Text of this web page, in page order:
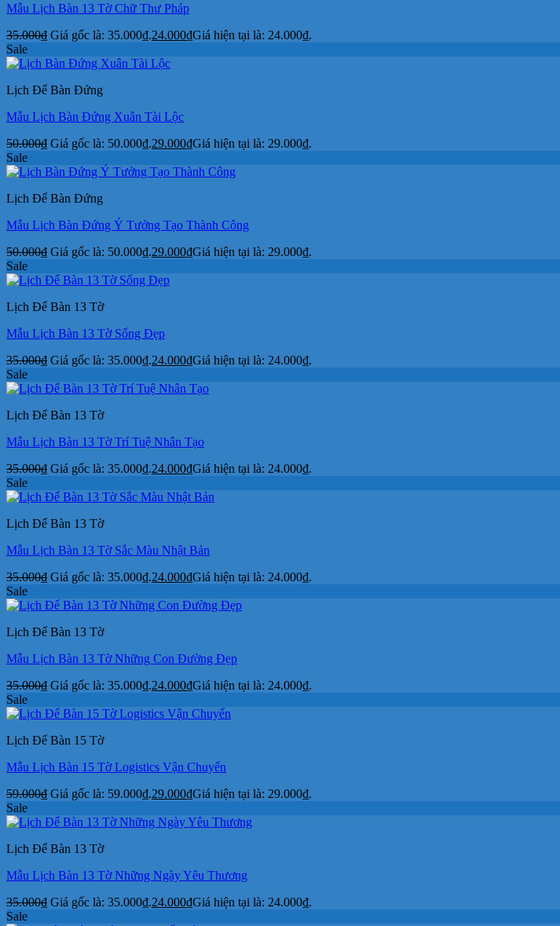
Mẫu Lịch Bàn 13 Tờ Chữ Thư Pháp
35.000₫ Giá gốc là: 35.000₫.24.000₫Giá hiện tại là: 24.000₫.
Sale
Lịch Để Bàn Đứng
Mẫu Lịch Bàn Đứng Xuân Tài Lộc
50.000₫ Giá gốc là: 50.000₫.29.000₫Giá hiện tại là: 29.000₫.
Sale
Lịch Để Bàn Đứng
Mẫu Lịch Bàn Đứng Ý Tưởng Tạo Thành Công
50.000₫ Giá gốc là: 50.000₫.29.000₫Giá hiện tại là: 29.000₫.
Sale
Lịch Để Bàn 13 Tờ
Mẫu Lịch Bàn 13 Tờ Sống Đẹp
35.000₫ Giá gốc là: 35.000₫.24.000₫Giá hiện tại là: 24.000₫.
Sale
Lịch Để Bàn 13 Tờ
Mẫu Lịch Bàn 13 Tờ Trí Tuệ Nhân Tạo
35.000₫ Giá gốc là: 35.000₫.24.000₫Giá hiện tại là: 24.000₫.
Sale
Lịch Để Bàn 13 Tờ
Mẫu Lịch Bàn 13 Tờ Sắc Màu Nhật Bản
35.000₫ Giá gốc là: 35.000₫.24.000₫Giá hiện tại là: 24.000₫.
Sale
Lịch Để Bàn 13 Tờ
Mẫu Lịch Bàn 13 Tờ Những Con Đường Đẹp
35.000₫ Giá gốc là: 35.000₫.24.000₫Giá hiện tại là: 24.000₫.
Sale
Lịch Để Bàn 15 Tờ
Mẫu Lịch Bàn 15 Tờ Logistics Vận Chuyển
59.000₫ Giá gốc là: 59.000₫.29.000₫Giá hiện tại là: 29.000₫.
Sale
Lịch Để Bàn 13 Tờ
Mẫu Lịch Bàn 13 Tờ Những Ngày Yêu Thương
35.000₫ Giá gốc là: 35.000₫.24.000₫Giá hiện tại là: 24.000₫.
Sale